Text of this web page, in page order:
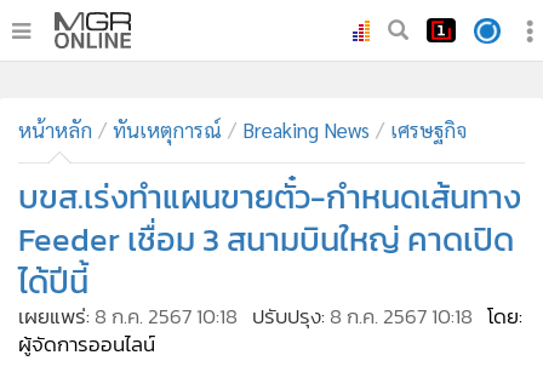
• ทันเหตุการณ์
• ภาคใต้
• ภูมิภาค
• Online Section
• บันเทิง
• ผู้จัดการรายวัน
• คอลัมนิสต์
หน้าหลัก ทันเหตุการณ์
บขส.เร่งทำแผนขายตั๋ว-กำหนดเส้นทาง
Feeder เชื่อม 3 สนามบินใหญ่ คาดเปิด
ได้ปีนี้
เผยแพร่:
ผู้จัดการออนไลน์